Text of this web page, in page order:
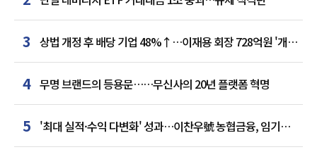
3
상법 개정 후 배당 기업 48%↑…이재용 회장 728억원 '개인
최다'
4 무명 브랜드의 등용문……무신사의 20년 플랫폼 혁명
5 '최대 실적·수익 다변화' 성과…이찬우號 농협금융, 임기
말년 성장 박차